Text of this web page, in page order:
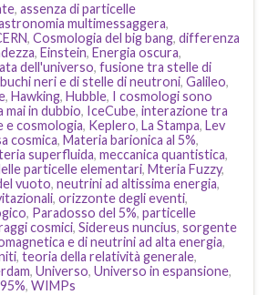
, assenza di particelle
multimessaggera,
, Cosmologia del big bang, differenza
, Einstein, Energia oscura,
dell'universo, fusione tra stelle di
neri e di stelle di neutroni, Galileo,
, Hawking, Hubble, I cosmologi sono
mai in dubbio, IceCube, interazione tra
e cosmologia, Keplero, La Stampa, Lev
cosmica, Materia barionica al 5%,
superfluida, meccanica quantistica,
particelle elementari, Mteria Fuzzy,
vuoto, neutrini ad altissima energia,
, orizzonte degli eventi,
, Paradosso del 5%, particelle
cosmici, Sidereus nuncius, sorgente
e di neutrini ad alta energia,
, teoria della relatività generale,
, Universo, Universo in espansione,
, WIMPs